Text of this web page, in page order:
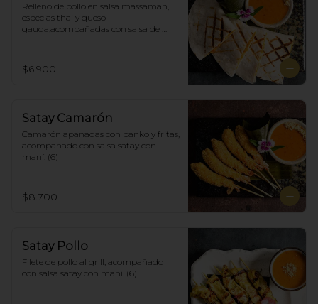
Relleno de pollo en salsa massaman,
especias thai y queso
gauda,acompañadas con salsa de
$6.900
Satay Camarón
Camarón apanadas con panko y fritas,
acompañado con salsa satay con
maní. (6)
$8.700
Satay Pollo
Filete de pollo al grill, acompañado
con salsa satay con maní. (6)